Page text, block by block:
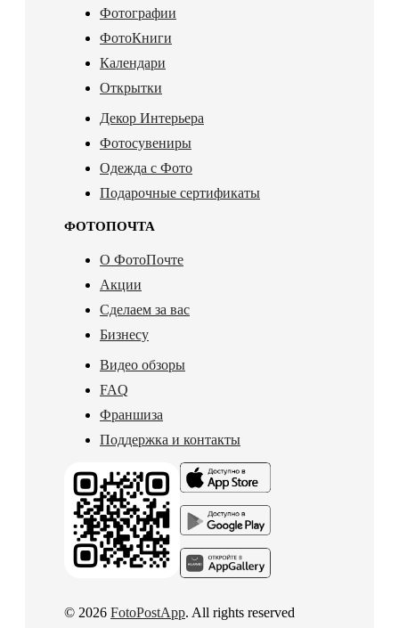
Фотографии
ФотоКниги
Календари
Открытки
Декор Интерьера
Фотосувениры
Одежда с Фото
Подарочные сертификаты
ФОТОПОЧТА
О ФотоПочте
Акции
Сделаем за вас
Бизнесу
Видео обзоры
FAQ
Франшиза
Поддержка и контакты
© 2026 FotoPostApp. All rights reserved